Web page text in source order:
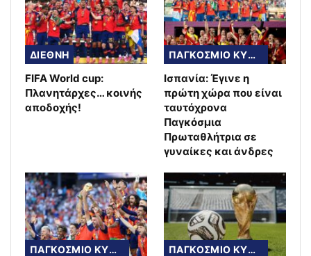
ΔΙΕΘΝΗ
FIFA World cup:
Πλανητάρχες… κοινής
αποδοχής!
ΠΑΓΚΟΣΜΙΟ ΚΥΠΕΛΛΟ
Ισπανία: Έγινε η
πρώτη χώρα που είναι
ταυτόχρονα
Παγκόσμια
Πρωταθλήτρια σε
γυναίκες και άνδρες
ΠΑΓΚΟΣΜΙΟ ΚΥΠΕΛΛΟ ΠΑΓΚΟΣΜΙΟ ΚΥΠΕΛΛΟ